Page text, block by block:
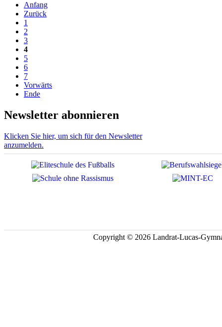
Anfang
Zurück
1
2
3
4
5
6
7
Vorwärts
Ende
Newsletter abonnieren
Klicken Sie hier, um sich für den Newsletter
anzumelden.
Copyright © 2026 Landrat-Lucas-